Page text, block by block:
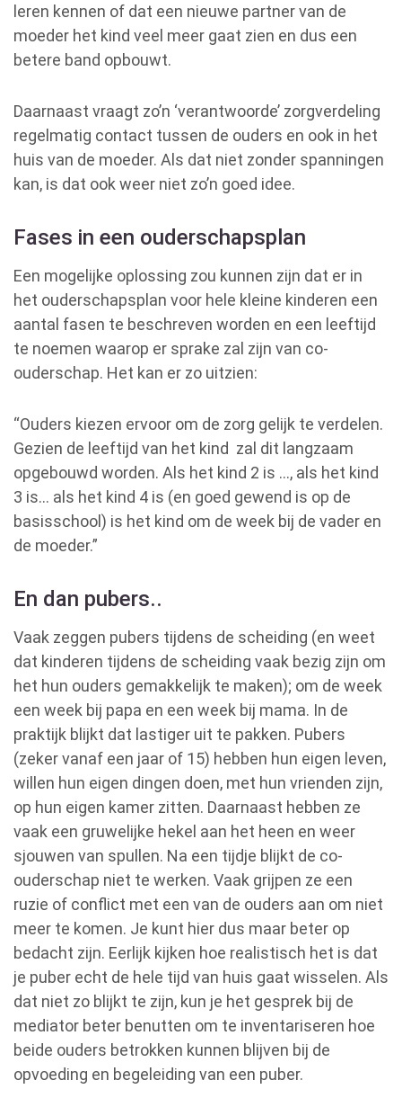
leren kennen of dat een nieuwe partner van de
moeder het kind veel meer gaat zien en dus een
betere band opbouwt.
Daarnaast vraagt zo’n ‘verantwoorde’ zorgverdeling
regelmatig contact tussen de ouders en ook in het
huis van de moeder. Als dat niet zonder spanningen
kan, is dat ook weer niet zo’n goed idee.
Fases in een ouderschapsplan
Een mogelijke oplossing zou kunnen zijn dat er in
het ouderschapsplan voor hele kleine kinderen een
aantal fasen te beschreven worden en een leeftijd
te noemen waarop er sprake zal zijn van co-
ouderschap. Het kan er zo uitzien:
“Ouders kiezen ervoor om de zorg gelijk te verdelen.
Gezien de leeftijd van het kind zal dit langzaam
opgebouwd worden. Als het kind 2 is …, als het kind
3 is… als het kind 4 is (en goed gewend is op de
basisschool) is het kind om de week bij de vader en
de moeder.”
En dan pubers..
Vaak zeggen pubers tijdens de scheiding (en weet
dat kinderen tijdens de scheiding vaak bezig zijn om
het hun ouders gemakkelijk te maken); om de week
een week bij papa en een week bij mama. In de
praktijk blijkt dat lastiger uit te pakken. Pubers
(zeker vanaf een jaar of 15) hebben hun eigen leven,
willen hun eigen dingen doen, met hun vrienden zijn,
op hun eigen kamer zitten. Daarnaast hebben ze
vaak een gruwelijke hekel aan het heen en weer
sjouwen van spullen. Na een tijdje blijkt de co-
ouderschap niet te werken. Vaak grijpen ze een
ruzie of conflict met een van de ouders aan om niet
meer te komen. Je kunt hier dus maar beter op
bedacht zijn. Eerlijk kijken hoe realistisch het is dat
je puber echt de hele tijd van huis gaat wisselen. Als
dat niet zo blijkt te zijn, kun je het gesprek bij de
mediator beter benutten om te inventariseren hoe
beide ouders betrokken kunnen blijven bij de
opvoeding en begeleiding van een puber.